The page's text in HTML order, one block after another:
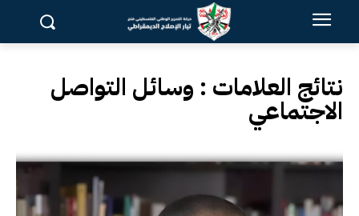
نتائج العلامات : وسائل التواصل
الاجتماعي